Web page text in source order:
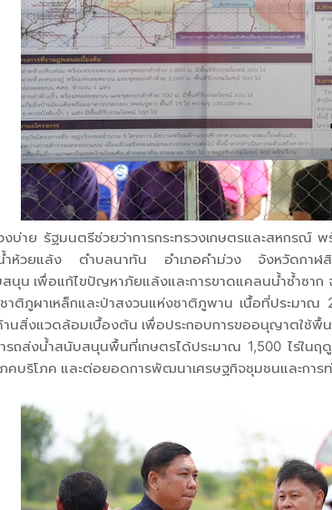
งบ่าย รัฐมนตรีช่วยว่าการกระทรวงเกษตรและสหกรณ์
ำห้วยแล้ง ตำบลนาทัน อำเภอคำม่วง จังหวัดกาฬสิ
นุน เพื่อแก้ไขปัญหาภัยแล้งและการขาดแคลนน้ำซ้ำซาก
าติภูผาเหล็กและป่าสงวนแห่งชาติภูพาน เนื้อที่ประมาณ
นสิ่งแวดล้อมเบื้องต้น เพื่อประกอบการขออนุญาตใช้พื้
รถส่งน้ำสนับสนุนพื้นที่เกษตรได้ประมาณ 1,500 ไร่ใน
คบริโภค และต่อยอดการพัฒนาเศรษฐกิจชุมชนและการ